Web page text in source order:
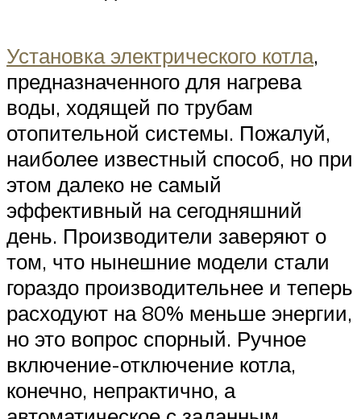
Установка электрического котла,
предназначенного для нагрева
воды, ходящей по трубам
отопительной системы. Пожалуй,
наиболее известный способ, но при
этом далеко не самый
эффективный на сегодняшний
день. Производители заверяют о
том, что нынешние модели стали
гораздо производительнее и теперь
расходуют на 80% меньше энергии,
но это вопрос спорный. Ручное
включение-отключение котла,
конечно, непрактично, а